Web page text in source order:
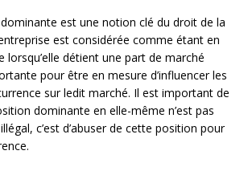
dominante est une notion clé du droit de la
est considérée comme étant en
détient une part de marché
pour être en mesure d’influencer les
sur ledit marché. Il est important de
dominante en elle-même n’est pas
c’est d’abuser de cette position pour